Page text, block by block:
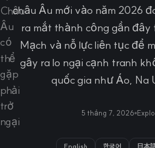
châu Âu mới vào năm 2026
ra mắt thành công gần đây
Mạch và nỗ lực liên tục để
gây ra lo ngại cạnh tranh
quốc gia như Áo, Na
5 tháng 7, 2026
English 한국어 日本